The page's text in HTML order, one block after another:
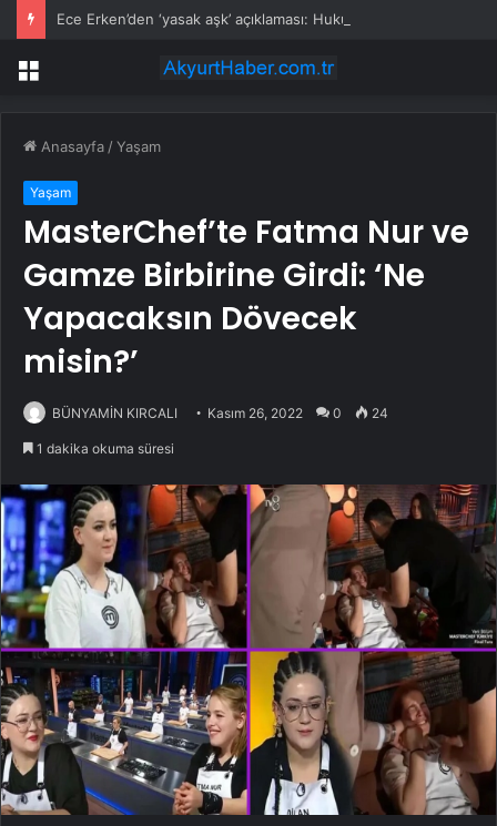
Menü
Anasayfa /Yaşam
Yaşam
MasterChef’te Fatma Nur ve
Gamze Birbirine Girdi: ‘Ne
Yapacaksın Dövecek
misin?’
BÜNYAMİN KIRCALI Kasım 26, 2022 0 24
1 dakika okuma süresi